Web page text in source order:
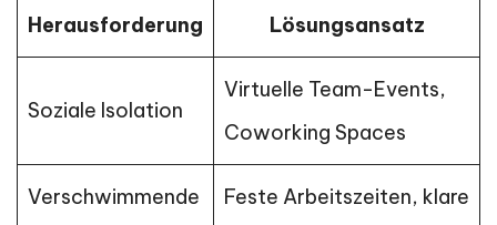
Herausforderung Lösungsansatz
Soziale Isolation
Virtuelle Team-Events,
Coworking Spaces
Verschwimmende
Feste Arbeitszeiten, klare